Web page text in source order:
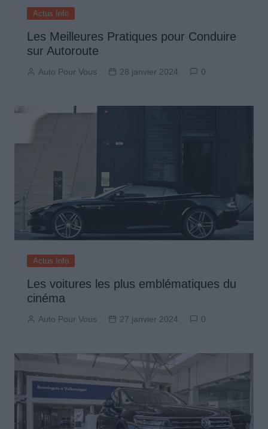
Actus Info
Les Meilleures Pratiques pour Conduire
sur Autoroute
Auto Pour Vous 28 janvier 2024 0
Actus Info
Les voitures les plus emblématiques du
cinéma
Auto Pour Vous 27 janvier 2024 0